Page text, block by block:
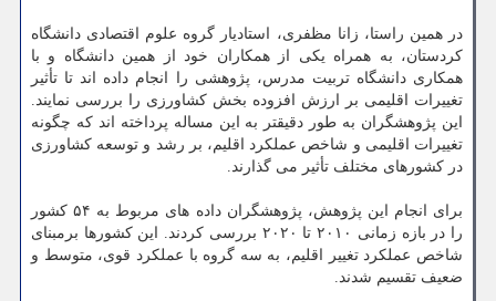
در همین راستا، زانا مظفری، استادیار گروه علوم اقتصادی دانشگاه
کردستان، به همراه یکی از همکاران خود از همین دانشگاه و با
همکاری دانشگاه تربیت مدرس، پژوهشی را انجام داده اند تا تأثیر
تغییرات اقلیمی بر ارزش افزوده بخش کشاورزی را بررسی نمایند.
این پژوهشگران به طور دقیقتر به این مساله پرداخته اند که چگونه
تغییرات اقلیمی و شاخص عملکرد اقلیم، بر رشد و توسعه کشاورزی
در کشورهای مختلف تأثیر می گذارند.
برای انجام این پژوهش، پژوهشگران داده های مربوط به ۵۴ کشور
را در بازه زمانی ۲۰۱۰ تا ۲۰۲۰ بررسی کردند. این کشورها برمبنای
شاخص عملکرد تغییر اقلیم، به سه گروه با عملکرد قوی، متوسط و
ضعیف تقسیم شدند.